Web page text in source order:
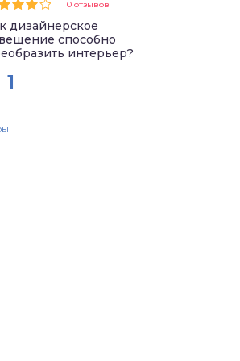
0 отзывов
дизайнерское
способно
интерьер?
1